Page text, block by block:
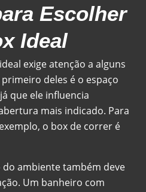
Escolher
Ideal
exige atenção a alguns
deles é o espaço
que ele influencia
mais indicado. Para
o box de correr é
ambiente também deve
Um banheiro com